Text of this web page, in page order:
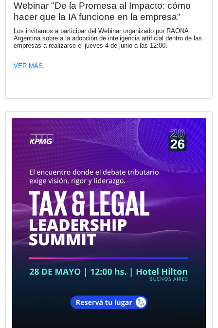
Fecha publicación: 27-05-2026
La Cámara Española de Comercio le
bienvenida a su nuevo socio Daniel
Uría
El Clan es una red de profesionales liderada por Daniel
orientada a acompañar a empresas en sus desafíos de
posicionamiento estratégico, desarrollo comercial,